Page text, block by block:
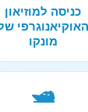
כניסה למוזיאון
האוקיאנוגרפי
מונקו
🛥️